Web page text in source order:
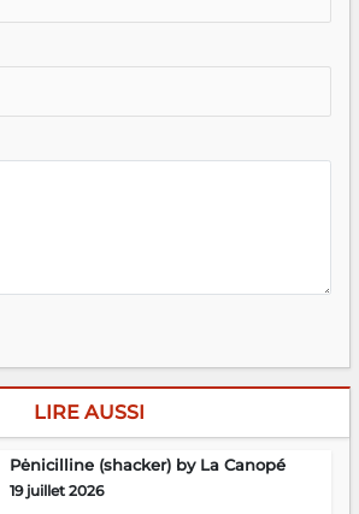
LIRE AUSSI
Pėnicilline (shacker) by La Canopé
19 juillet 2026